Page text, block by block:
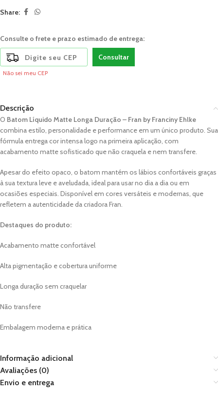
Share:
Consulte o frete e prazo estimado de entrega:
Consultar
Não sei meu CEP
Descrição
O Batom Líquido Matte Longa Duração – Fran by Franciny Ehlke
combina estilo, personalidade e performance em um único produto. Sua
fórmula entrega cor intensa logo na primeira aplicação, com
acabamento matte sofisticado que não craquela e nem transfere.
Apesar do efeito opaco, o batom mantém os lábios confortáveis graças
à sua textura leve e aveludada, ideal para usar no dia a dia ou em
ocasiões especiais. Disponível em cores versáteis e modernas, que
refletem a autenticidade da criadora Fran.
Destaques do produto:
Acabamento matte confortável
Alta pigmentação e cobertura uniforme
Longa duração sem craquelar
Não transfere
Embalagem moderna e prática
Informação adicional
Avaliações (0)
Envio e entrega